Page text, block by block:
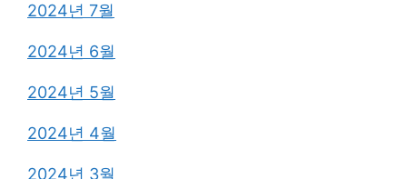
2024년 7월
2024년 6월
2024년 5월
2024년 4월
2024년 3월